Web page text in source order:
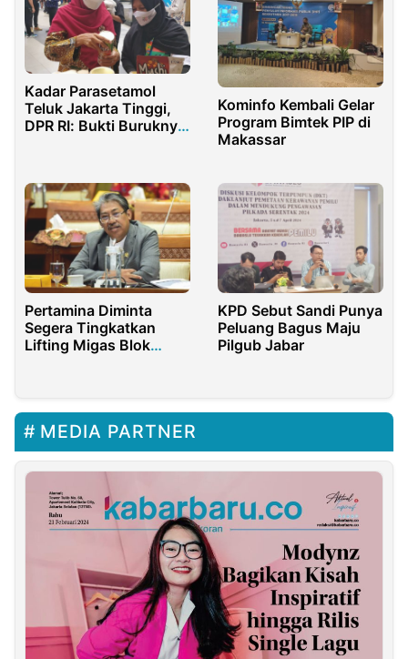
Kadar Parasetamol
Teluk Jakarta Tinggi,
DPR RI: Bukti Buruknya
Kominfo Kembali Gelar
Program Bimtek PIP di
Makassar
Pertamina Diminta
Segera Tingkatkan
Lifting Migas Blok
KPD Sebut Sandi Punya
Peluang Bagus Maju
Pilgub Jabar
MEDIA PARTNER